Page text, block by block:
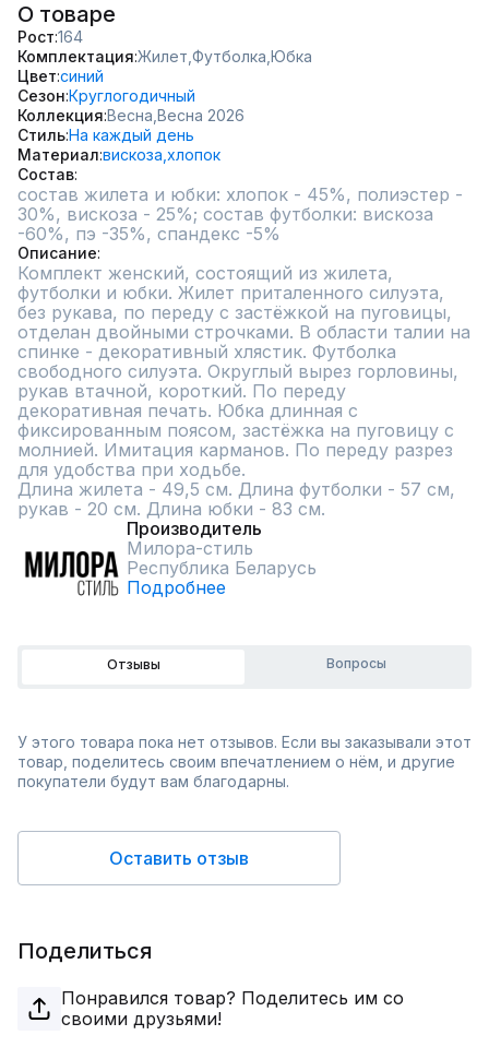
О товаре
Рост 164
Комплектация Жилет, Футболка, Юбка
Цвет синий
Сезон Круглогодичный
Коллекция Весна, Весна 2026
СтильНа каждый день
Материал вискоза, хлопок
Состав
состав жилета и юбки: хлопок - 45%, полиэстер -
30%, вискоза - 25%; состав футболки: вискоза
-60%, пэ -35%, спандекс -5%
Описание
Комплект женский, состоящий из жилета,
футболки и юбки. Жилет приталенного силуэта,
без рукава, по переду с застёжкой на пуговицы,
отделан двойными строчками. В области талии на
спинке - декоративный хлястик. Футболка
свободного силуэта. Округлый вырез горловины,
рукав втачной, короткий. По переду
декоративная печать. Юбка длинная с
фиксированным поясом, застёжка на пуговицу с
молнией. Имитация карманов. По переду разрез
для удобства при ходьбе.
Длина жилета - 49,5 см. Длина футболки - 57 см,
рукав - 20 см. Длина юбки - 83 см.
Производитель
Милора-стиль
Республика Беларусь
Подробнее
Отзывы Вопросы
У этого товара пока нет отзывов. Если вы заказывали этот
товар, поделитесь своим впечатлением о нём, и другие
покупатели будут вам благодарны.
Оставить отзыв
Поделиться
Понравился товар? Поделитесь им со
своими друзьями!